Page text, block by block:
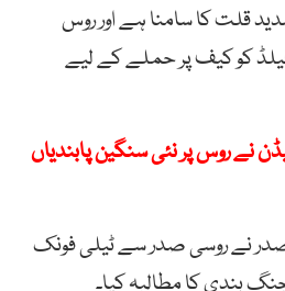
قلت کا سامنا ہے اور روس
کو کیف پر حملے کے لیے
نے روس پر نئی سنگین پابندیاں
نے روسی صدر سے ٹیلی فونک
بندی کا مطالبہ کیا۔